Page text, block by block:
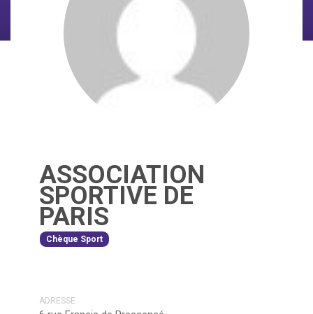
ASSOCIATION
SPORTIVE DE
PARIS
Chèque Sport
ADRESSE